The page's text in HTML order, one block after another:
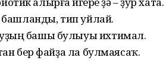
башланды, тип уйлай.
башы булыуы ихтимал.
бер файҙа ла булмаясаҡ.